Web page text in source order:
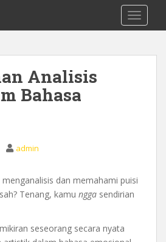
Kursus Bahasa Inggis
Pemula Mataram
Analisis
Bahasa
admin
dan memahami puisi
Tenang, kamu ngga sendirian
seseorang secara nyata